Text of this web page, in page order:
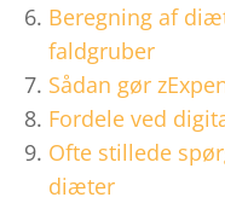
Beregning af
faldgruber
Sådan gør
Fordele ved
Ofte stillede
diæter